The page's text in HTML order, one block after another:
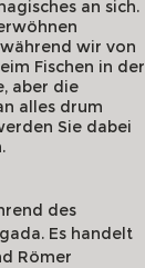
an sich.
wir von
Fischen in der
aber die
alles drum
Sie dabei
des
Es handelt
Römer